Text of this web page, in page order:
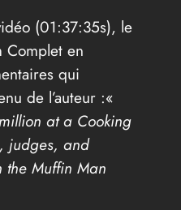
(01:37:35s), le
Complet en
qui
de l’auteur :«
at a Cooking
judges, and
the Muffin Man